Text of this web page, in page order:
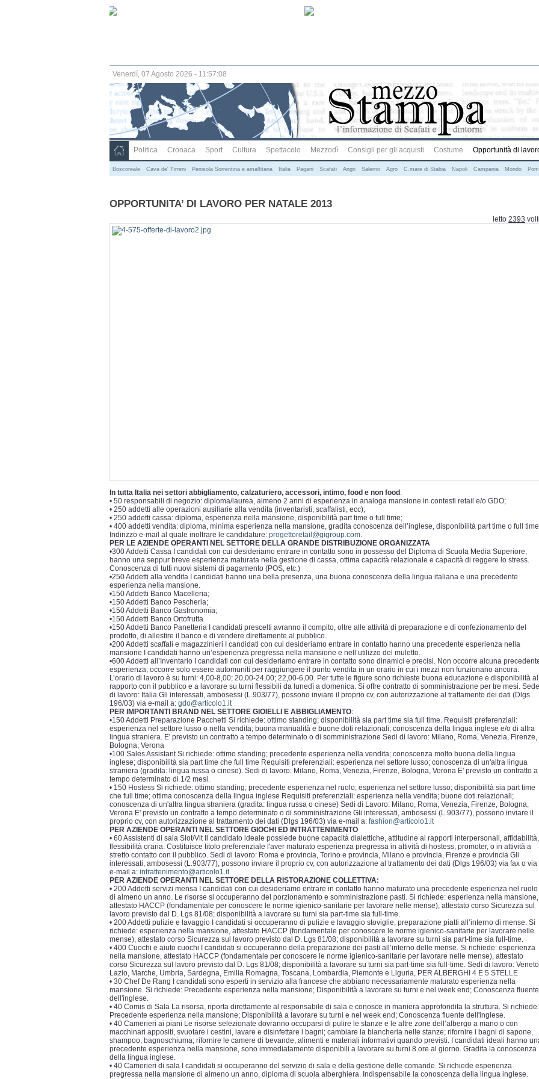
Venerdí, 07 Agosto 2026 - 11:57:09
Politica Cronaca Sport Cultura Spettacolo Mezzodì Consigli per gli acquisti Costume Opportunità di
Boscoreale Cava de' Tirreni Penisola Sorrentina e amalfitana Italia Pagani Scafati Angri Salerno Agro C.mare di Stabia Napoli Campania Mondo
OPPORTUNITA’ DI LAVORO PER NATALE 2013
letto 2393
In tutta Italia nei settori abbigliamento, calzaturiero, accessori, intimo, food e non food :
• 50 responsabili di negozio: diploma/laurea, almeno 2 anni di esperienza in analoga mansione in contesti retail e/o GDO;
• 250 addetti alle operazioni ausiliarie alla vendita (inventaristi, scaffalisti, ecc);
• 250 addetti cassa: diploma, esperienza nella mansione, disponibilità part time o full time;
• 400 addetti vendita: diploma, minima esperienza nella mansione, gradita conoscenza dell’inglese, disponibilità part time o full
Indirizzo e-mail al quale inoltrare le candidature: progettoretail@gigroup.com.
PER LE AZIENDE OPERANTI NEL SETTORE DELLA GRANDE DISTRIBUZIONE ORGANIZZATA
•300 Addetti Cassa I candidati con cui desideriamo entrare in contatto sono in possesso del Diploma di Scuola Media Superiore,
hanno una seppur breve esperienza maturata nella gestione di cassa, ottima capacità relazionale e capacità di reggere lo stress.
Conoscenza di tutti nuovi sistemi di pagamento (POS, etc.)
•250 Addetti alla vendita I candidati hanno una bella presenza, una buona conoscenza della lingua italiana e una precedente
esperienza nella mansione.
•150 Addetti Banco Macelleria;
•150 Addetti Banco Pescheria;
•150 Addetti Banco Gastronomia;
•150 Addetti Banco Ortofrutta
•150 Addetti Banco Panetteria I candidati prescelti avranno il compito, oltre alle attività di preparazione e di confezionamento del
prodotto, di allestire il banco e di vendere direttamente al pubblico.
•200 Addetti scaffali e magazzinieri I candidati con cui desideriamo entrare in contatto hanno una precedente esperienza nella
mansione I candidati hanno un’esperienza pregressa nella mansione e nell’utilizzo del muletto.
•600 Addetti all’Inventario I candidati con cui desideriamo entrare in contatto sono dinamici e precisi. Non occorre alcuna
esperienza, occorre solo essere automuniti per raggiungere il punto vendita in un orario in cui i mezzi non funzionano ancora.
L’orario di lavoro è su turni: 4,00-8,00; 20,00-24,00; 22,00-6,00. Per tutte le figure sono richieste buona educazione e disponibilità al
rapporto con il pubblico e a lavorare su turni flessibili da lunedì a domenica. Si offre contratto di somministrazione per tre mesi. Sede
di lavoro: Italia Gli interessati, ambosessi (L.903/77), possono inviare il proprio cv, con autorizzazione al trattamento dei dati (Dlgs
196/03) via e-mail a: gdo@articolo1.it
PER IMPORTANTI BRAND NEL SETTORE GIOIELLI E ABBIGLIAMENTO:
•150 Addetti Preparazione Pacchetti Si richiede: ottimo standing; disponibilità sia part time sia full time. Requisiti preferenziali:
esperienza nel settore lusso o nella vendita; buona manualità e buone doti relazionali; conoscenza della lingua inglese e/o di altra
lingua straniera. E' previsto un contratto a tempo determinato o di somministrazione Sedi di lavoro: Milano, Roma, Venezia, Firenze,
Bologna, Verona
•100 Sales Assistant Si richiede: ottimo standing; precedente esperienza nella vendita; conoscenza molto buona della lingua
inglese; disponibilità sia part time che full time Requisiti preferenziali: esperienza nel settore lusso; conoscenza di un'altra lingua
straniera (gradita: lingua russa o cinese). Sedi di lavoro: Milano, Roma, Venezia, Firenze, Bologna, Verona E' previsto un contratto a
tempo determinato di 1/2 mesi.
• 150 Hostess Si richiede: ottimo standing; precedente esperienza nel ruolo; esperienza nel settore lusso; disponibilità sia part time
che full time; ottima conoscenza della lingua inglese Requisiti preferenziali: esperienza nella vendita; buone doti relazionali;
conoscenza di un'altra lingua straniera (gradita: lingua russa o cinese) Sedi di Lavoro: Milano, Roma, Venezia, Firenze, Bologna,
Verona E' previsto un contratto a tempo determinato o di somministrazione Gli interessati, ambosessi (L.903/77), possono inviare il
proprio cv, con autorizzazione al trattamento dei dati (Dlgs 196/03) via e-mail a: fashion@articolo1.it
PER AZIENDE OPERANTI NEL SETTORE GIOCHI ED INTRATTENIMENTO
• 60 Assistenti di sala Slot/Vlt Il candidato ideale possiede buone capacità dialettiche, attitudine ai rapporti interpersonali, affidabilità,
flessibilità oraria. Costituisce titolo preferenziale l'aver maturato esperienza pregressa in attività di hostess, promoter, o in attività a
stretto contatto con il pubblico. Sedi di lavoro: Roma e provincia, Torino e provincia, Milano e provincia, Firenze e provincia Gli
interessati, ambosessi (L.903/77), possono inviare il proprio cv, con autorizzazione al trattamento dei dati (Dlgs 196/03) via fax o via
e-mail a: intrattenimento@articolo1.it
PER AZIENDE OPERANTI NEL SETTORE DELLA RISTORAZIONE COLLETTIVA:
• 200 Addetti servizi mensa I candidati con cui desideriamo entrare in contatto hanno maturato una precedente esperienza nel ruolo
di almeno un anno. Le risorse si occuperanno del porzionamento e somministrazione pasti. Si richiede: esperienza nella mansione,
attestato HACCP (fondamentale per conoscere le norme igienico-sanitarie per lavorare nelle mense), attestato corso Sicurezza sul
lavoro previsto dal D. Lgs 81/08; disponibilità a lavorare su turni sia part-time sia full-time.
• 200 Addetti pulizie e lavaggio I candidati si occuperanno di pulizie e lavaggio stoviglie, preparazione piatti all’interno di mense. Si
richiede: esperienza nella mansione, attestato HACCP (fondamentale per conoscere le norme igienico-sanitarie per lavorare nelle
mense), attestato corso Sicurezza sul lavoro previsto dal D. Lgs 81/08; disponibilità a lavorare su turni sia part-time sia full-time.
• 400 Cuochi e aiuto cuochi I candidati si occuperanno della preparazione dei pasti all’interno delle mense. Si richiede: esperienza
nella mansione, attestato HACCP (fondamentale per conoscere le norme igienico-sanitarie per lavorare nelle mense), attestato
corso Sicurezza sul lavoro previsto dal D. Lgs 81/08; disponibilità a lavorare su turni sia part-time sia full-time. Sedi di lavoro:
Lazio, Marche, Umbria, Sardegna, Emilia Romagna, Toscana, Lombardia, Piemonte e Liguria, PER ALBERGHI 4 E 5 STELLE
• 30 Chef De Rang I candidati sono esperti in servizio alla francese che abbiano necessariamente maturato esperienza nella
mansione. Si richiede: Precedente esperienza nella mansione; Disponibilità a lavorare su turni e nel week end; Conoscenza fluente
dell'inglese.
• 40 Comis di Sala La risorsa, riporta direttamente al responsabile di sala e conosce in maniera approfondita la struttura. Si richiede:
Precedente esperienza nella mansione; Disponibilità a lavorare su turni e nel week end; Conoscenza fluente dell'inglese.
• 40 Camerieri ai piani Le risorse selezionate dovranno occuparsi di pulire le stanze e le altre zone dell’albergo a mano o con
macchinari appositi, svuotare i cestini, lavare e disinfettare i bagni; cambiare la biancheria nelle stanze; rifornire i bagni di sapone,
shampoo, bagnoschiuma; rifornire le camere di bevande, alimenti e materiali informativi quando previsti. I candidati ideali hanno
precedente esperienza nella mansione, sono immediatamente disponibili a lavorare su turni 8 ore al giorno. Gradita la conoscenza
della lingua inglese.
• 40 Camerieri di sala I candidati si occuperanno del servizio di sala e della gestione delle comande. Si richiede esperienza
pregressa nella mansione di almeno un anno, diploma di scuola alberghiera. Indispensabile la conoscenza della lingua inglese.